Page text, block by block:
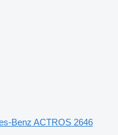
Benz ACTROS 2646